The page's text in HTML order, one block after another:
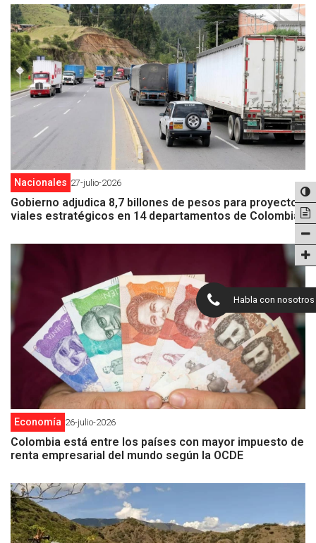
Nacionales 27-julio-2026
Gobierno adjudica 8,7 billones de pesos para proyectos
viales estratégicos en 14 departamentos de Colombia
Economía 26-julio-2026
Colombia está entre los países con mayor impuesto de
renta empresarial del mundo según la OCDE
Habla con nosotros